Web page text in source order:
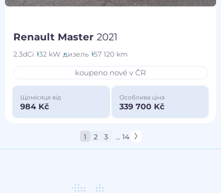
Renault Master2021
2.3dCi 132 kW дизель 157 120 km
koupeno nové v ČR
Щомісяця від
984 Kč
Особлива ціна
339 700 Kč
1 2 3 ... 14